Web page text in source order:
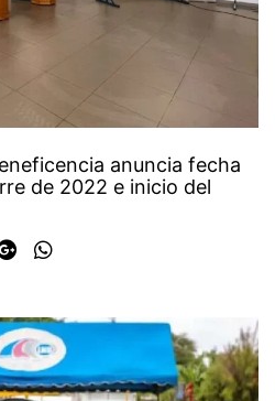
anuncia fecha
de 2022 e inicio del